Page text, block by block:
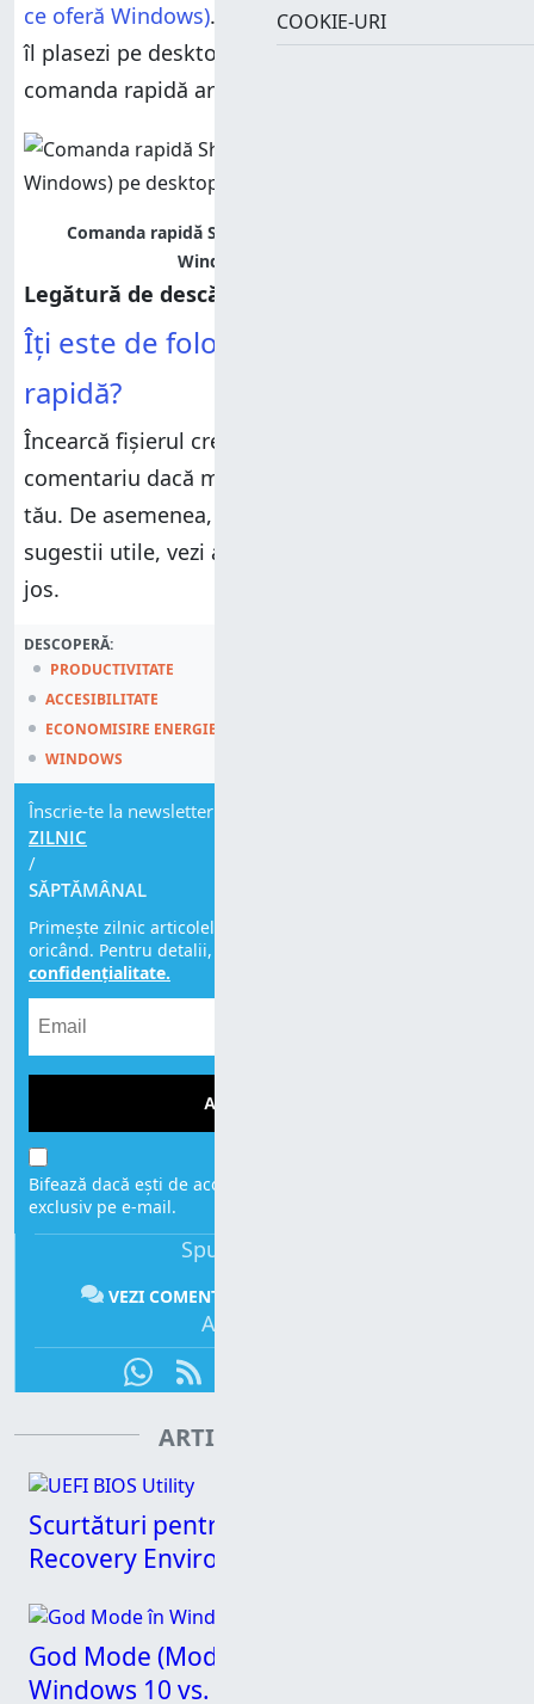
ce oferă Windows). Poți să extragi fișierul și să
îl plasezi pe desktop-ul tău. Pe desktop,
comanda rapidă arată astfel:
Comanda rapidă Shut Down Windows (Închidere
Windows) pe desktop
Legătură de descărcare
Îți este de folos această comandă
rapidă?
Încearcă fișierul creat de noi și spune-ne într-un
comentariu dacă merge corect pe dispozitivul
tău. De asemenea, pentru alte descărcări și
sugestii utile, vezi articolele recomandate mai
jos.
DESCOPERĂ:
PRODUCTIVITATE
ACCESIBILITATE
ECONOMISIRE ENERGIE
WINDOWS
Înscrie-te la newsletter
ZILNIC
/
SĂPTĂMÂNAL
Primește zilnic articolele noastre. Te poți dezabona
oricând. Pentru detalii, citește
confidențialitate.
ABONEAZĂ-TE!
Bifează dacă ești de acord să primești mesajele noastre,
exclusiv pe e-mail.
Spune-ți părerea:
VEZI COMENTARII
Abonează-te:
ARTICOLE CONEXE
Scurtături pentru UEFI BIOS și Windows
Recovery Environment
God Mode (Mod Zeu) în Windows 11 vs.
Windows 10 vs. Windows 7
COOKIE-URI